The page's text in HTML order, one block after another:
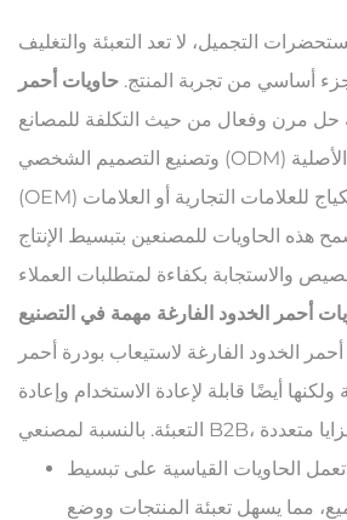
التجميل، لا تعد التعبئة والتغليف
أساسي من تجربة المنتج. حاويات أحمر
حل مرن وفعال من حيث التكلفة للمصانع
وتصنيع التصميم الشخصي (ODM) ومصنعي المعدات الأصلية
(OEM) الذين ينتجون خطوط مكياج للعلامات التجارية أو العلامات
هذه الحاويات للمصنعين بتبسيط الإنتاج
أحمر الخدود الفارغة مهمة في التصنيع
الخدود الفارغة لاستيعاب بودرة أحمر
أيضًا قابلة لإعادة الاستخدام وإعادة
تعمل الحاويات القياسية على تبسيط
مما يسهل تعبئة المنتجات ووضع